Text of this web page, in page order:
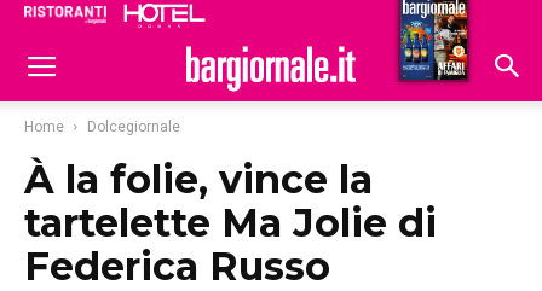
Hoteldomani
Home Dolcegiornale
À la folie, vince la
tartelette Ma Jolie di
Federica Russo